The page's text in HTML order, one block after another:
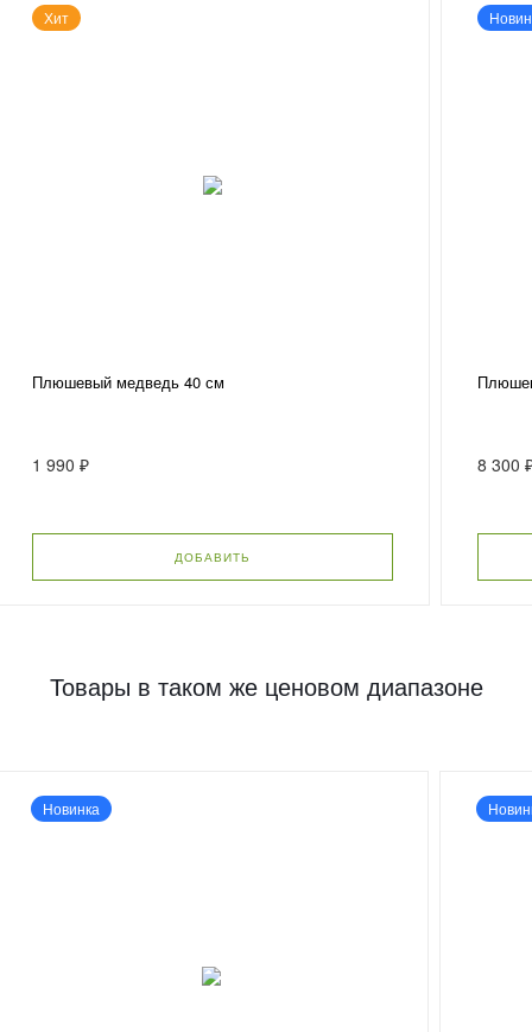
Хит
Плюшевый медведь 40 см
1 990 ₽
ДОБАВИТЬ
8 300
Товары в таком же ценовом диапазоне
Новинка